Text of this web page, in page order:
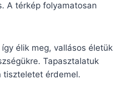
A térkép folyamatosan
élik meg, vallásos életük
Tapasztalatuk
tiszteletet érdemel.